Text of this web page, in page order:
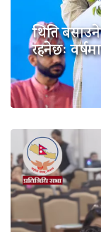
थिति बसाउने
रहनेछः